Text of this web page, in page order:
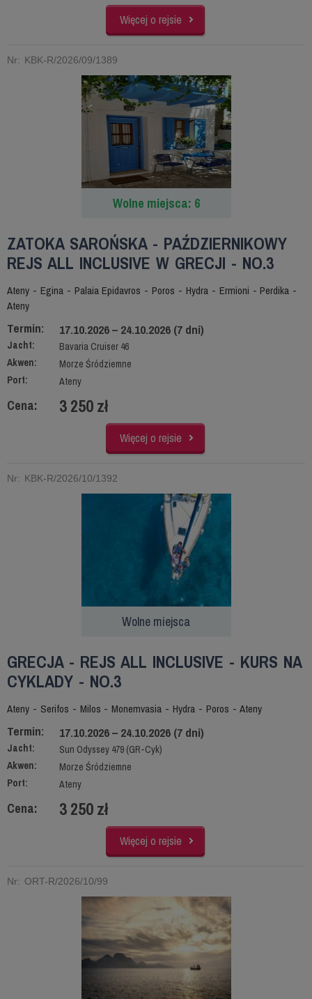
Więcej o rejsie
Nr: KBK-R/2026/09/1389
Wolne miejsca: 6
ZATOKA SAROŃSKA - PAŹDZIERNIKOWY
REJS ALL INCLUSIVE W GRECJI - NO.3
Ateny - Egina - Palaia Epidavros - Poros - Hydra - Ermioni - Perdika -
Ateny
Termin: 17.10.2026 – 24.10.2026 (7 dni)
Jacht:
Bavaria Cruiser 46
Akwen:
Morze Śródziemne
Port:
Ateny
Cena: 3 250 zł
Więcej o rejsie
Nr: KBK-R/2026/10/1392
Wolne miejsca
GRECJA - REJS ALL INCLUSIVE - KURS NA
CYKLADY - NO.3
Ateny - Serifos - Milos - Monemvasia - Hydra - Poros - Ateny
Termin: 17.10.2026 – 24.10.2026 (7 dni)
Jacht:
Sun Odyssey 479 (GR-Cyk)
Akwen:
Morze Śródziemne
Port:
Ateny
Cena: 3 250 zł
Więcej o rejsie
Nr: ORT-R/2026/10/99